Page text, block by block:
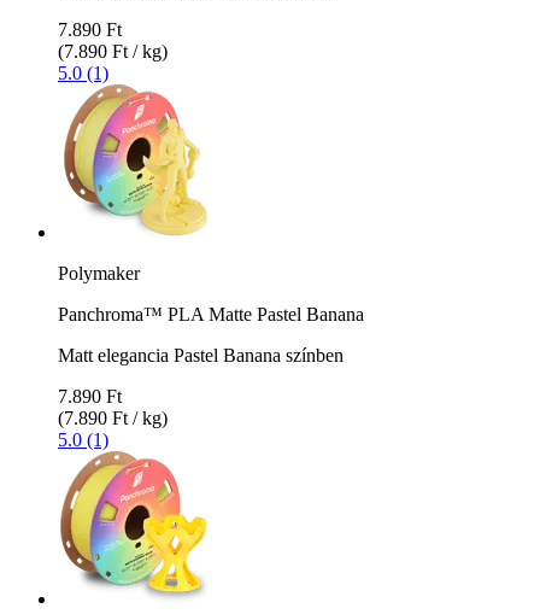
7.890 Ft
(7.890 Ft / kg)
5.0 (1)
Polymaker
Panchroma™ PLA Matte Pastel Banana
Matt elegancia Pastel Banana színben
7.890 Ft
(7.890 Ft / kg)
5.0 (1)